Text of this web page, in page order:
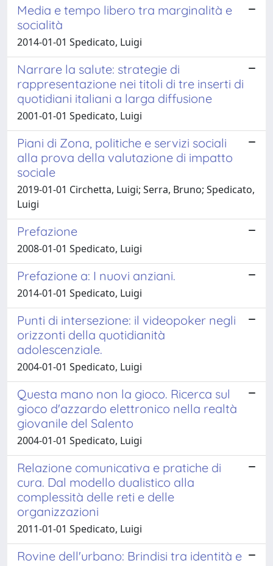
Media e tempo libero tra marginalità e
socialità
2014-01-01 Spedicato, Luigi
Narrare la salute: strategie di
rappresentazione nei titoli di tre inserti di
quotidiani italiani a larga diffusione
2001-01-01 Spedicato, Luigi
Piani di Zona, politiche e servizi sociali
alla prova della valutazione di impatto
sociale
2019-01-01 Circhetta, Luigi; Serra, Bruno; Spedicato,
Luigi
Prefazione
2008-01-01 Spedicato, Luigi
Prefazione a: I nuovi anziani.
2014-01-01 Spedicato, Luigi
Punti di intersezione: il videopoker negli
orizzonti della quotidianità
adolescenziale.
2004-01-01 Spedicato, Luigi
Questa mano non la gioco. Ricerca sul
gioco d'azzardo elettronico nella realtà
giovanile del Salento
2004-01-01 Spedicato, Luigi
Relazione comunicativa e pratiche di
cura. Dal modello dualistico alla
complessità delle reti e delle
organizzazioni
2011-01-01 Spedicato, Luigi
Rovine dell'urbano: Brindisi tra identità e